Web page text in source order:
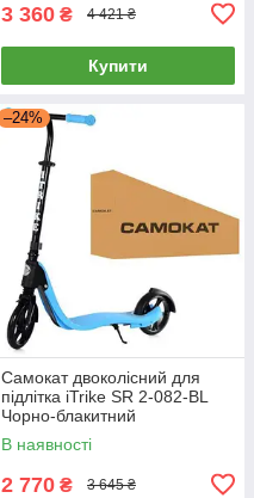
3 360 ₴ 4 421 ₴
Купити
–24%
Самокат двоколісний для
підлітка iTrike SR 2-082-BL
Чорно-блакитний
В наявності
2 770 ₴ 3 645 ₴